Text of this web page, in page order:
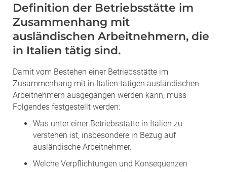
Definition der Betriebsstätte im
Zusammenhang mit
ausländischen Arbeitnehmern, die
in Italien tätig sind.
Damit vom Bestehen einer Betriebsstätte im
Zusammenhang mit in Italien tätigen ausländischen
Arbeitnehmern ausgegangen werden kann, muss
Folgendes festgestellt werden:
Was unter einer Betriebsstätte in Italien zu
verstehen ist, insbesondere in Bezug auf
ausländische Arbeitnehmer.
Welche Verpflichtungen und Konsequenzen